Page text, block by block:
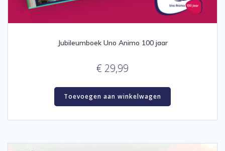
Jubileumboek Uno Animo 100 jaar
€ 29,99
Toevoegen aan winkelwagen